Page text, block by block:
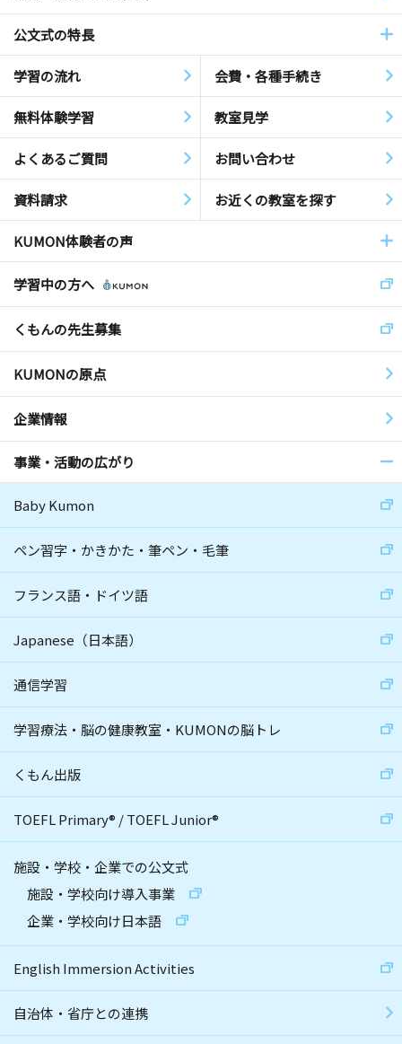
公文式の特長
学習の流れ 会費・各種手続き
無料体験学習 教室見学
よくあるご質問 お問い合わせ
資料請求 お近くの教室を探す
KUMON体験者の声
学習中の方へ
くもんの先生募集
KUMONの原点
企業情報
事業・活動の広がり
Baby Kumon
ペン習字・かきかた・筆ペン・毛筆
フランス語・ドイツ語
Japanese（日本語）
通信学習
学習療法・脳の健康教室・KUMONの脳トレ
くもん出版
TOEFL Primary® /TOEFL Junior®
施設・学校・企業での公文式
施設・学校向け導入事業
企業・学校向け日本語
English Immersion Activities
自治体・省庁との連携